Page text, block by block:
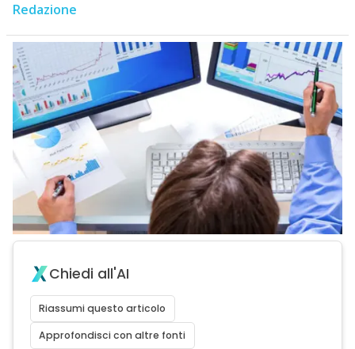
Redazione
Chiedi all'AI
Riassumi questo articolo
Approfondisci con altre fonti